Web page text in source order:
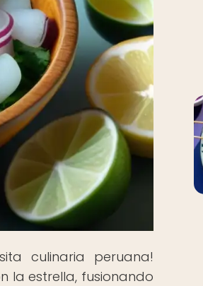
culinaria peruana!
la estrella, fusionando